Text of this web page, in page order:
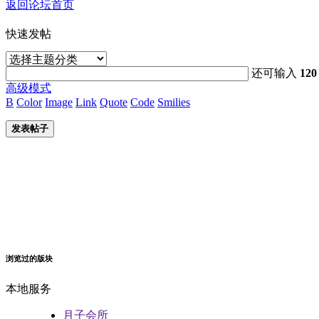
返回论坛首页
快速发帖
还可输入 120
高级模式
B Color Image Link Quote Code Smilies
发表帖子
浏览过的版块
本地服务
月子会所